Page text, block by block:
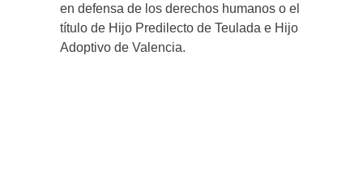
en defensa de los derechos humanos o el
título de Hijo Predilecto de Teulada e Hijo
Adoptivo de Valencia.